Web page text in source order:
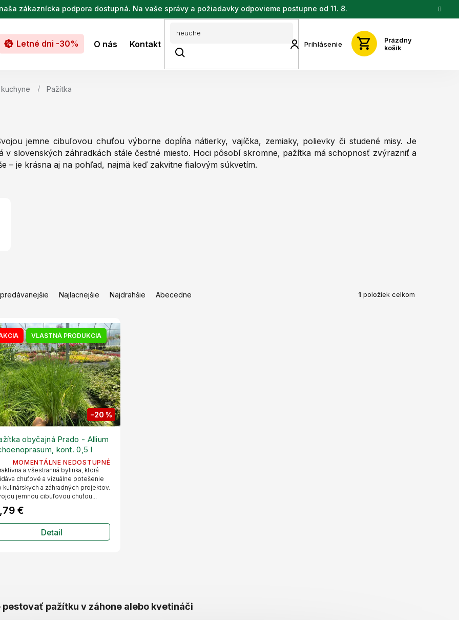
zákaznícka podpora dostupná. Na vaše správy a požiadavky odpovieme postupne od 11. 8.
Prihlásenie
Prázdny
košík
Letné dni -30% O nás Kontakt
Pažítka
jemne cibuľovou chuťou výborne dopĺňa nátierky, vajíčka, zemiaky, polievky či studené misy. Je
v slovenských záhradkách stále čestné miesto. Hoci pôsobí skromne, pažítka má schopnosť zvýrazniť a
– je krásna aj na pohľad, najmä keď zakvitne fialovým súkvetím.
Najlacnejšie Najdrahšie Abecedne 1 položiek celkom
VLASTNÁ PRODUKCIA
–20 %
obyčajná Prado - Allium
kont. 0,5 l
MOMENTÁLNE NEDOSTUPNÉ
€
Detail
a všestranná bylinka, ktorá
chuťové a vizuálne potešenie
kulinárskych a záhradných projektov.
jemnou cibuľovou chuťou...
pestovať pažítku v záhone alebo kvetináči